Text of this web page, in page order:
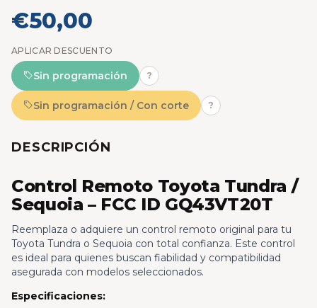
€50,00
APLICAR DESCUENTO
Sin programación ?
Sin programación / Con corte ?
DESCRIPCIÓN
Control Remoto Toyota Tundra /
Sequoia – FCC ID GQ43VT20T
Reemplaza o adquiere un control remoto original para tu
Toyota Tundra o Sequoia con total confianza. Este control
es ideal para quienes buscan fiabilidad y compatibilidad
asegurada con modelos seleccionados.
Especificaciones: